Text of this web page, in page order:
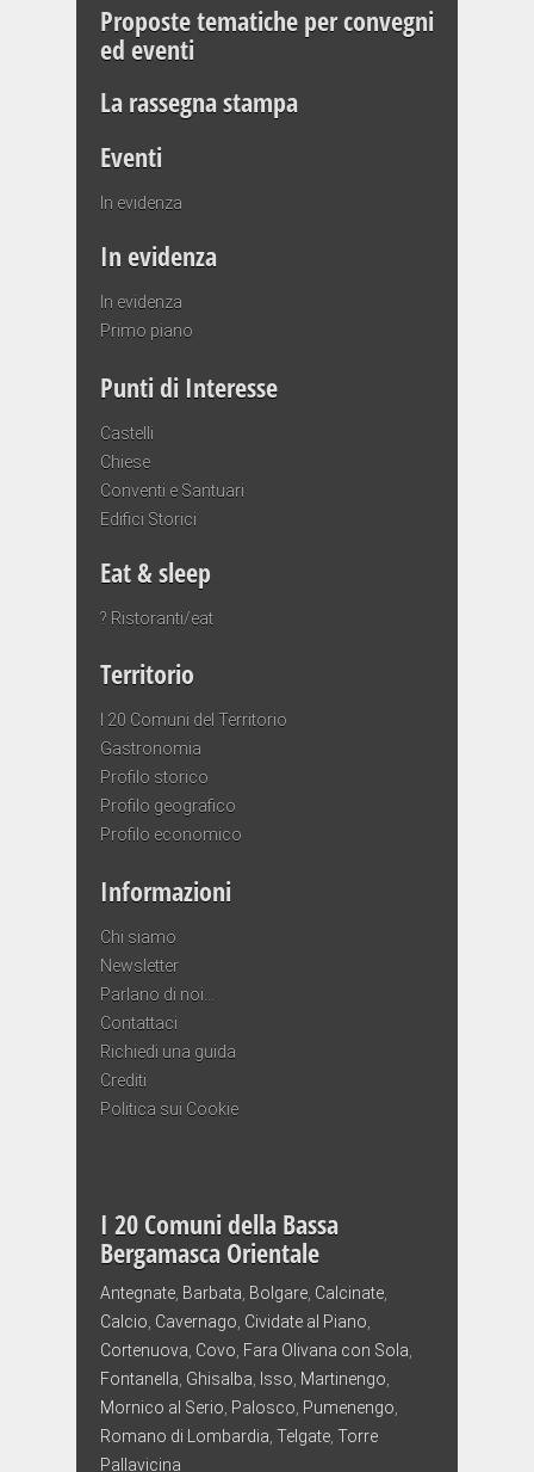
Proposte tematiche per convegni
ed eventi
La rassegna stampa
Eventi
In evidenza
In evidenza
In evidenza
Primo piano
Punti di Interesse
Castelli
Chiese
Conventi e Santuari
Edifici Storici
Eat & sleep
? Ristoranti/eat
Territorio
I 20 Comuni del Territorio
Gastronomia
Profilo storico
Profilo geografico
Profilo economico
Informazioni
Chi siamo
Newsletter
Parlano di noi…
Contattaci
Richiedi una guida
Crediti
Politica sui Cookie
I 20 Comuni della Bassa
Bergamasca Orientale
Antegnate, Barbata, Bolgare, Calcinate,
Calcio, Cavernago, Cividate al Piano,
Cortenuova, Covo, Fara Olivana con Sola,
Fontanella, Ghisalba, Isso, Martinengo,
Mornico al Serio, Palosco, Pumenengo,
Romano di Lombardia, Telgate, Torre
Pallavicina